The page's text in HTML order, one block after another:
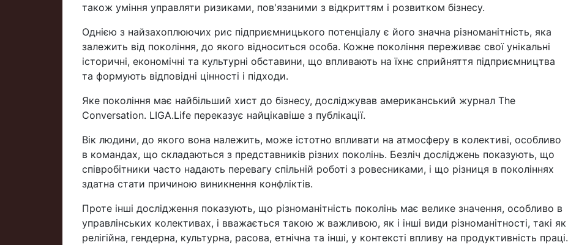
також уміння управляти ризиками, пов'язаними з відкриттям і розвитком бізнесу.
Однією з найзахоплюючих рис підприємницького потенціалу є його значна різноманітність, яка
залежить від покоління, до якого відноситься особа. Кожне покоління переживає свої унікальні
історичні, економічні та культурні обставини, що впливають на їхнє сприйняття підприємництва
та формують відповідні цінності і підходи.
Яке покоління має найбільший хист до бізнесу, досліджував американський журнал The
Conversation. LIGA.Life переказує найцікавіше з публікації.
Вік людини, до якого вона належить, може істотно впливати на атмосферу в колективі, особливо
в командах, що складаються з представників різних поколінь. Безліч досліджень показують, що
співробітники часто надають перевагу спільній роботі з ровесниками, і що різниця в поколіннях
здатна стати причиною виникнення конфліктів.
Проте інші дослідження показують, що різноманітність поколінь має велике значення, особливо в
управлінських колективах, і вважається такою ж важливою, як і інші види різноманітності, такі як
релігійна, гендерна, культурна, расова, етнічна та інші, у контексті впливу на продуктивність праці.